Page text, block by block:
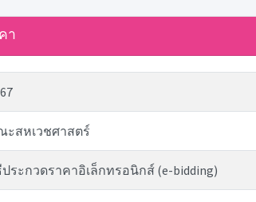
า
ะสหเวชศาสตร์
ระกวดราคาอิเล็กทรอนิกส์ (e-bidding)